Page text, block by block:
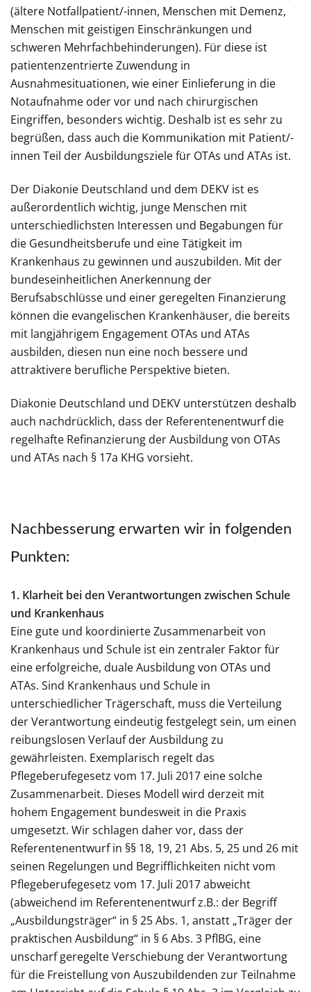
(ältere Notfallpatient/-innen, Menschen mit Demenz,
Menschen mit geistigen Einschränkungen und
schweren Mehrfachbehinderungen). Für diese ist
patientenzentrierte Zuwendung in
Ausnahmesituationen, wie einer Einlieferung in die
Notaufnahme oder vor und nach chirurgischen
Eingriffen, besonders wichtig. Deshalb ist es sehr zu
begrüßen, dass auch die Kommunikation mit Patient/-
innen Teil der Ausbildungsziele für OTAs und ATAs ist.
Der Diakonie Deutschland und dem DEKV ist es
außerordentlich wichtig, junge Menschen mit
unterschiedlichsten Interessen und Begabungen für
die Gesundheitsberufe und eine Tätigkeit im
Krankenhaus zu gewinnen und auszubilden. Mit der
bundeseinheitlichen Anerkennung der
Berufsabschlüsse und einer geregelten Finanzierung
können die evangelischen Krankenhäuser, die bereits
mit langjährigem Engagement OTAs und ATAs
ausbilden, diesen nun eine noch bessere und
attraktivere berufliche Perspektive bieten.
Diakonie Deutschland und DEKV unterstützen deshalb
auch nachdrücklich, dass der Referentenentwurf die
regelhafte Refinanzierung der Ausbildung von OTAs
und ATAs nach § 17a KHG vorsieht.
Nachbesserung erwarten wir in folgenden
Punkten:
1. Klarheit bei den Verantwortungen zwischen Schule
und Krankenhaus
Eine gute und koordinierte Zusammenarbeit von
Krankenhaus und Schule ist ein zentraler Faktor für
eine erfolgreiche, duale Ausbildung von OTAs und
ATAs. Sind Krankenhaus und Schule in
unterschiedlicher Trägerschaft, muss die Verteilung
der Verantwortung eindeutig festgelegt sein, um einen
reibungslosen Verlauf der Ausbildung zu
gewährleisten. Exemplarisch regelt das
Pflegeberufegesetz vom 17. Juli 2017 eine solche
Zusammenarbeit. Dieses Modell wird derzeit mit
hohem Engagement bundesweit in die Praxis
umgesetzt. Wir schlagen daher vor, dass der
Referentenentwurf in §§ 18, 19, 21 Abs. 5, 25 und 26 mit
seinen Regelungen und Begrifflichkeiten nicht vom
Pflegeberufegesetz vom 17. Juli 2017 abweicht
(abweichend im Referentenentwurf z.B.: der Begriff
„Ausbildungsträger“ in § 25 Abs. 1, anstatt „Träger der
praktischen Ausbildung“ in § 6 Abs. 3 PflBG, eine
unscharf geregelte Verschiebung der Verantwortung
für die Freistellung von Auszubildenden zur Teilnahme